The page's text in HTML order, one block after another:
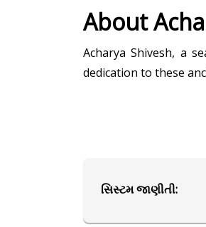
About
Acharya Shivesh, a
dedication to these
Acharya Shivesh
Acharya Shivesh's
સિસ્ટમ જાણીતી: